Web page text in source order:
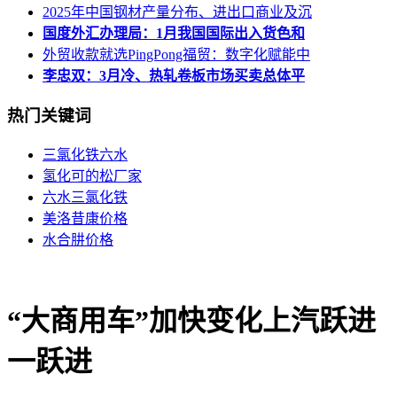
2025年中国钢材产量分布、进出口商业及沉
国度外汇办理局：1月我国国际出入货色和
外贸收款就选PingPong福贸：数字化赋能中
李忠双：3月冷、热轧卷板市场买卖总体平
热门关键词
三氯化铁六水
氢化可的松厂家
六水三氯化铁
美洛昔康价格
水合肼价格
“大商用车”加快变化上汽跃进
一跃进